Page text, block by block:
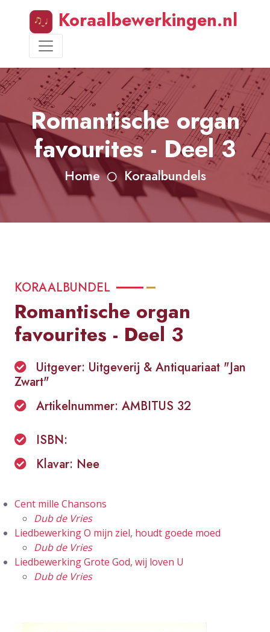
Koraalbewerkingen.nl
Romantische organ
favourites - Deel 3
Home Koraalbundels
KORAALBUNDEL
Romantische organ
favourites - Deel 3
Uitgever: Uitgeverij & Antiquariaat "Jan
Zwart"
Artikelnummer: AMBITUS 32
ISBN:
Klavar: Nee
Cent mille Chansons
Dub de Vries
Liedbewerking O mijn ziel, houdt goede moed
Dub de Vries
Liedbewerking Grote God, wij loven U
Dub de Vries